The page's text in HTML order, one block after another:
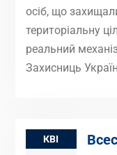
осіб, що
територіальну
реальний
Захисниць
КВІ